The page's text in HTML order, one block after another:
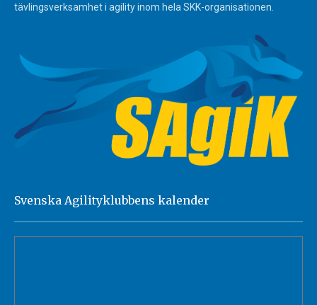
tävlingsverksamhet i agility inom hela SKK-organisationen.
Svenska Agilityklubbens kalender